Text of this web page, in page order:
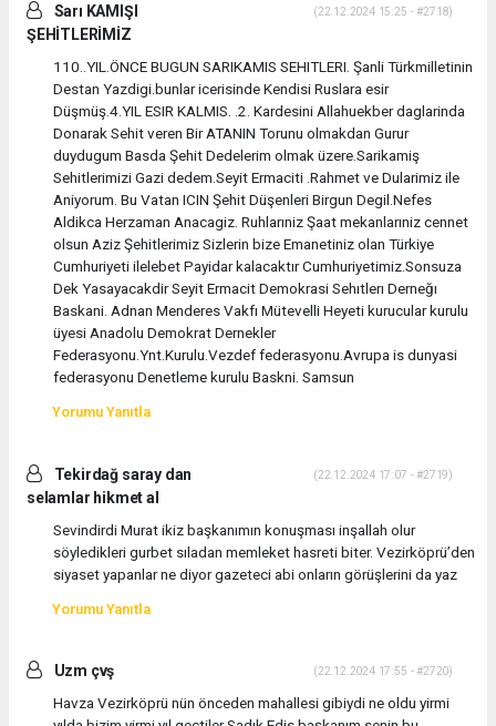
Sarı KAMIŞI
ŞEHİTLERİMİZ
(22.12.2024 15:25 - #2718)
110..YIL.ÖNCE BUGUN SARIKAMIS SEHITLERI. Şanli Türkmilletinin
Destan Yazdigi.bunlar icerisinde Kendisi Ruslara esir
Düşmüş.4.YIL ESIR KALMIS. .2. Kardesini Allahuekber daglarinda
Donarak Sehit veren Bir ATANIN Torunu olmakdan Gurur
duydugum Basda Şehit Dedelerim olmak üzere.Sarikamiş
Sehitlerimizi Gazi dedem.Seyit Ermaciti .Rahmet ve Dularimiz ile
Aniyorum. Bu Vatan ICIN Şehit Düşenleri Birgun Degil.Nefes
Aldikca Herzaman Anacagiz. Ruhlarıniz Şaat mekanlarıniz cennet
olsun Aziz Şehitlerimiz Sizlerin bize Emanetiniz olan Türkiye
Cumhuriyeti ilelebet Payidar kalacaktır Cumhuriyetimiz.Sonsuza
Dek Yasayacakdir Seyit Ermacit Demokrasi Sehıtlerı Derneğı
Baskani. Adnan Menderes Vakfı Mütevelli Heyeti kurucular kurulu
üyesi Anadolu Demokrat Dernekler
Federasyonu.Ynt.Kurulu.Vezdef federasyonu.Avrupa is dunyasi
federasyonu Denetleme kurulu Baskni. Samsun
Yorumu Yanıtla
Tekirdağ saray dan
selamlar hikmet al
(22.12.2024 17:07 - #2719)
Sevindirdi Murat ikiz başkanımın konuşması inşallah olur
söyledikleri gurbet sıladan memleket hasreti biter. Vezirköprü’den
siyaset yapanlar ne diyor gazeteci abi onların görüşlerini da yaz
Yorumu Yanıtla
Uzm çvş (22.12.2024 17:55 - #2720)
Havza Vezirköprü nün önceden mahallesi gibiydi ne oldu yirmi